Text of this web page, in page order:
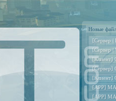
Новые
[Сервер |
[Сервер |
[Клиент]
[Сервер]
[Клиент]
[APP]
[APP]